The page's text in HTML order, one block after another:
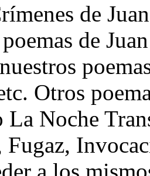
de
de
Otros
La Noche
Fugaz,
a los